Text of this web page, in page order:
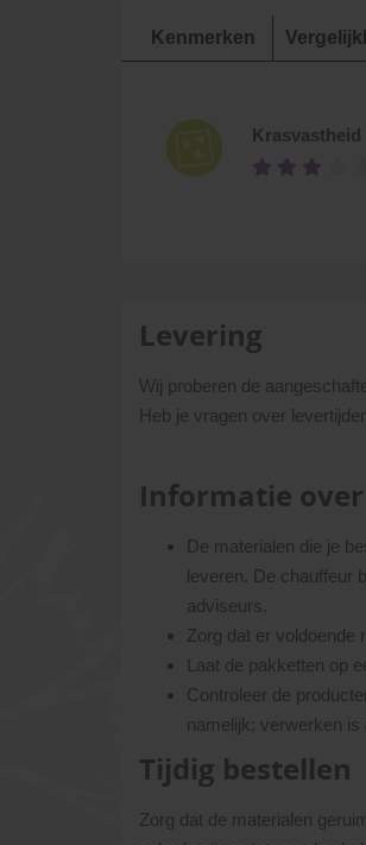
Kenmerken
Krasvastheid
Levering
Wij proberen de
Heb je vragen over
Informatie
De materialen die je
leveren. De chauffeur
adviseurs.
Zorg dat er voldoende
Laat de pakketten op
Controleer de
namelijk; verwerken is
Tijdig bestellen
Zorg dat de materialen